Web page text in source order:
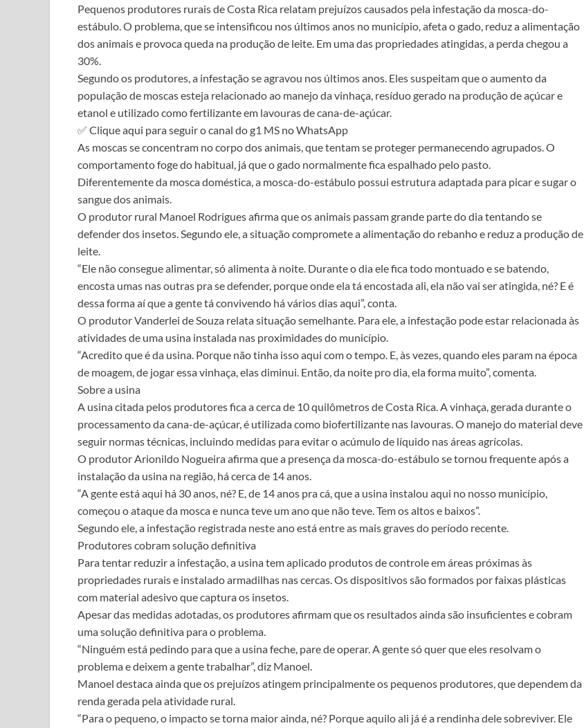
Pequenos produtores rurais de Costa Rica relatam prejuízos causados pela infestação da mosca-do-
estábulo. O problema, que se intensificou nos últimos anos no município, afeta o gado, reduz a alimentação
dos animais e provoca queda na produção de leite. Em uma das propriedades atingidas, a perda chegou a
30%.
Segundo os produtores, a infestação se agravou nos últimos anos. Eles suspeitam que o aumento da
população de moscas esteja relacionado ao manejo da vinhaça, resíduo gerado na produção de açúcar e
etanol e utilizado como fertilizante em lavouras de cana-de-açúcar.
✅ Clique aqui para seguir o canal do g1 MS no WhatsApp
As moscas se concentram no corpo dos animais, que tentam se proteger permanecendo agrupados. O
comportamento foge do habitual, já que o gado normalmente fica espalhado pelo pasto.
Diferentemente da mosca doméstica, a mosca-do-estábulo possui estrutura adaptada para picar e sugar o
sangue dos animais.
O produtor rural Manoel Rodrigues afirma que os animais passam grande parte do dia tentando se
defender dos insetos. Segundo ele, a situação compromete a alimentação do rebanho e reduz a produção de
leite.
“Ele não consegue alimentar, só alimenta à noite. Durante o dia ele fica todo montuado e se batendo,
encosta umas nas outras pra se defender, porque onde ela tá encostada ali, ela não vai ser atingida, né? E é
dessa forma aí que a gente tá convivendo há vários dias aqui”, conta.
O produtor Vanderlei de Souza relata situação semelhante. Para ele, a infestação pode estar relacionada às
atividades de uma usina instalada nas proximidades do município.
“Acredito que é da usina. Porque não tinha isso aqui com o tempo. E, às vezes, quando eles param na época
de moagem, de jogar essa vinhaça, elas diminui. Então, da noite pro dia, ela forma muito”, comenta.
Sobre a usina
A usina citada pelos produtores fica a cerca de 10 quilômetros de Costa Rica. A vinhaça, gerada durante o
processamento da cana-de-açúcar, é utilizada como biofertilizante nas lavouras. O manejo do material deve
seguir normas técnicas, incluindo medidas para evitar o acúmulo de líquido nas áreas agrícolas.
O produtor Arionildo Nogueira afirma que a presença da mosca-do-estábulo se tornou frequente após a
instalação da usina na região, há cerca de 14 anos.
“A gente está aqui há 30 anos, né? E, de 14 anos pra cá, que a usina instalou aqui no nosso município,
começou o ataque da mosca e nunca teve um ano que não teve. Tem os altos e baixos”.
Segundo ele, a infestação registrada neste ano está entre as mais graves do período recente.
Produtores cobram solução definitiva
Para tentar reduzir a infestação, a usina tem aplicado produtos de controle em áreas próximas às
propriedades rurais e instalado armadilhas nas cercas. Os dispositivos são formados por faixas plásticas
com material adesivo que captura os insetos.
Apesar das medidas adotadas, os produtores afirmam que os resultados ainda são insuficientes e cobram
uma solução definitiva para o problema.
“Ninguém está pedindo para que a usina feche, pare de operar. A gente só quer que eles resolvam o
problema e deixem a gente trabalhar”, diz Manoel.
Manoel destaca ainda que os prejuízos atingem principalmente os pequenos produtores, que dependem da
renda gerada pela atividade rural.
“Para o pequeno, o impacto se torna maior ainda, né? Porque aquilo ali já é a rendinha dele sobreviver. Ele